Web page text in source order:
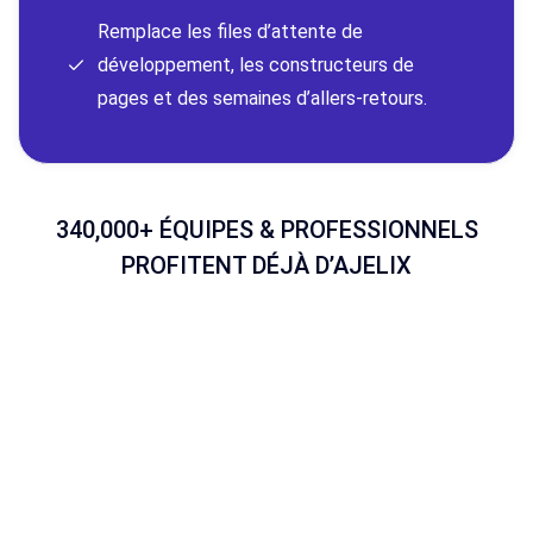
Remplace les files d’attente de
développement, les constructeurs de
pages et des semaines d’allers-retours.
340,000+ ÉQUIPES & PROFESSIONNELS
PROFITENT DÉJÀ D’AJELIX